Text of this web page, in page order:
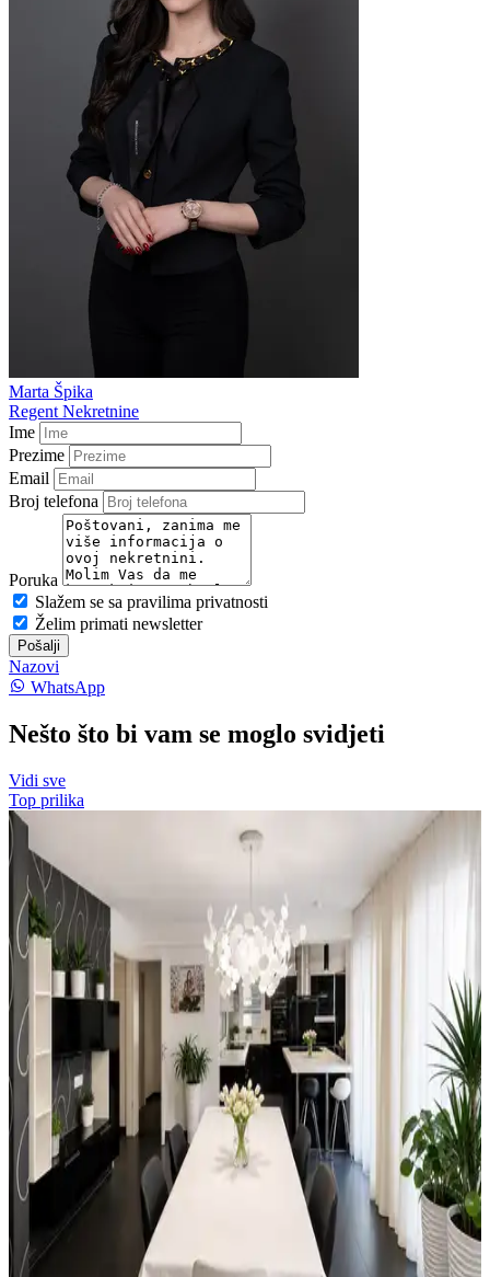
Marta Špika
Regent Nekretnine
Ime
Prezime
Email
Broj telefona
Poruka
Slažem se sa pravilima privatnosti
Želim primati newsletter
Pošalji
Nazovi
WhatsApp
Nešto što bi vam se moglo svidjeti
Vidi sve
Top prilika